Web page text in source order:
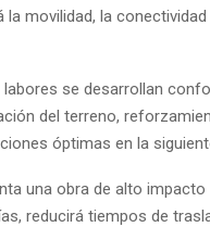
movilidad, la
se desarrollan
del terreno,
óptimas en la
una obra de alto
reducirá tiempos de